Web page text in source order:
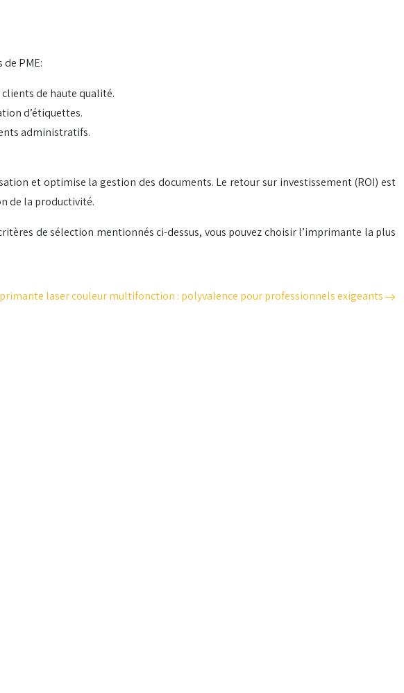
PME:
de haute qualité.
d’étiquettes.
administratifs.
et optimise la gestion des documents. Le retour sur investissement (ROI) est
de la productivité.
de sélection mentionnés ci-dessus, vous pouvez choisir l’imprimante la plus
laser couleur multifonction : polyvalence pour professionnels exigeants